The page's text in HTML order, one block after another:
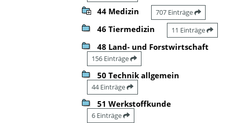
44 Medizin 707 Einträge
46 Tiermedizin 11 Einträge
48 Land- und Forstwirtschaft
156 Einträge
50 Technik allgemein
44 Einträge
51 Werkstoffkunde
6 Einträge